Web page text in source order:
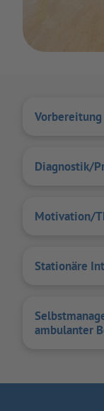
Vorbereitung
Diagnostik/
Motivation/
Stationäre
ambulanter